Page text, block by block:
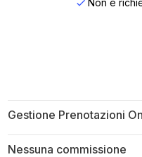
Non è
Gestione Prenotazioni
Nessuna commissione